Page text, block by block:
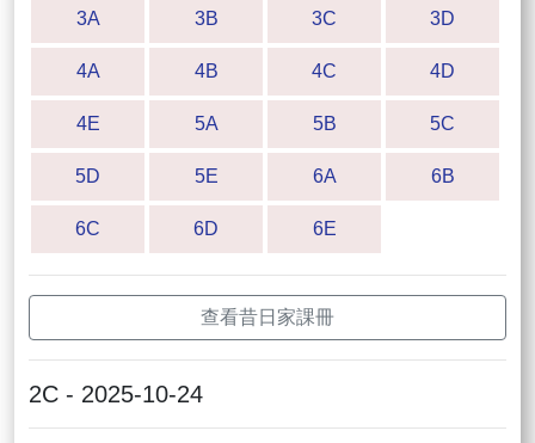
3A 3B 3C 3D
4A 4B 4C 4D
4E 5A 5B 5C
5D 5E 6A 6B
6C 6D 6E
查看昔日家課冊
2C - 2025-10-24